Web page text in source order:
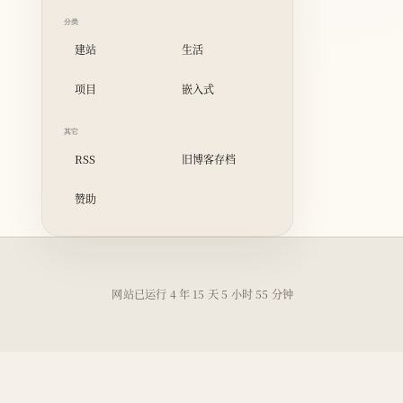
分类
建站 生活
项目 嵌入式
其它
RSS 旧博客存档
赞助
网站已运行 4 年 15 天 5 小时 55 分钟